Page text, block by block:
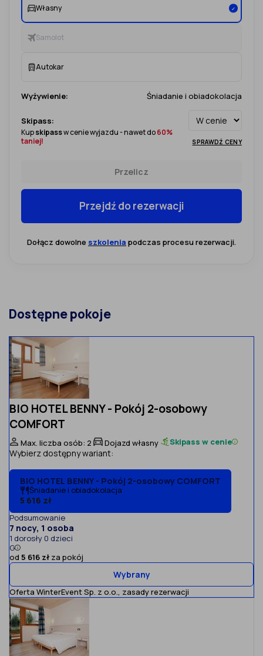
Własny ✓
Samolot
Autokar
Wyżywienie: Śniadanie i obiadokolacja
Skipass:
Kupskipassw cenie wyjazdu - nawet do60%
taniej!
SPRAWDŹ CENY
Przelicz
Przejdź do rezerwacji
Dołącz dowolne szkolenia podczas procesu rezerwacji.
Dostępne pokoje
BIO HOTEL BENNY - Pokój 2-osobowy
COMFORT
Max. liczba osób: 2 Dojazd własny Skipass w cenie
Wybierz dostępny wariant:
BIO HOTEL BENNY - Pokój 2-osobowy COMFORT
Śniadanie i obiadokolacja
5 616 zł
Podsumowanie
7 nocy, 1 osoba
1 dorosły 0 dzieci
G
od 5 616 zł za pokój
Wybrany
Oferta WinterEvent Sp. z o.o., zasady rezerwacji